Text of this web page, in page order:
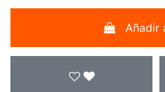
Añadir